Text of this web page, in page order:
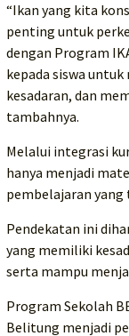
“Ikan yang kita
penting untuk
dengan Program
kepada siswa
kesadaran, dan
tambahnya.
Melalui integrasi
hanya menjadi
pembelajaran
Pendekatan ini
yang memiliki
serta mampu
Program Sekolah
Belitung menjadi